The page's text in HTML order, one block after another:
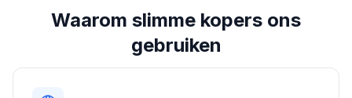
Waarom slimme kopers ons
gebruiken